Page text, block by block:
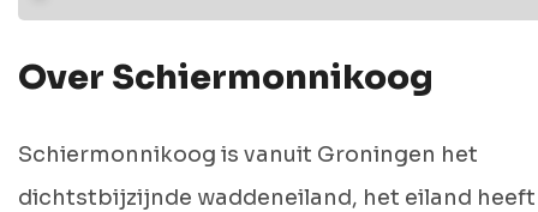
Over Schiermonnikoog
Schiermonnikoog is vanuit Groningen het
dichtstbijzijnde waddeneiland, het eiland heeft